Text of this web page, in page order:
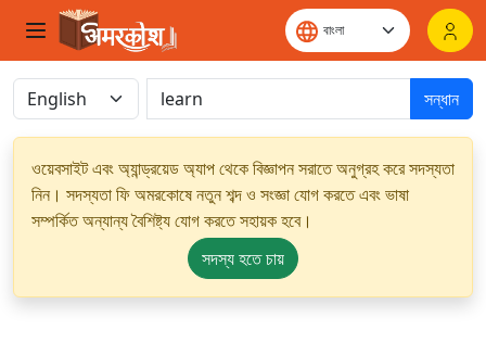
সন্ধান
ওয়েবসাইট এবং অ্যান্ড্রয়েড অ্যাপ থেকে বিজ্ঞাপন সরাতে অনুগ্রহ করে সদস্যতা
নিন। সদস্যতা ফি অমরকোষে নতুন শব্দ ও সংজ্ঞা যোগ করতে এবং ভাষা
সম্পর্কিত অন্যান্য বৈশিষ্ট্য যোগ করতে সহায়ক হবে।
সদস্য হতে চায়